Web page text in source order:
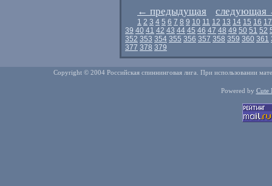
← предыдущая следующая
1 2 3 4 5 6 7 8 9 10 11 12 13 14 15 16 17
39 40 41 42 43 44 45 46 47 48 49 50 51 52
352 353 354 355 356 357 358 359 360 361
377 378 379
Copyright © 2004 Российская спиннинговая лига. При использовании
Powered by Cute